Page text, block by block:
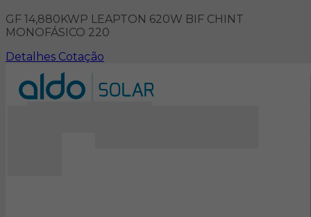
GF 14,880KWP LEAPTON 620W BIF CHINT
MONOFÁSICO 220
Detalhes Cotação